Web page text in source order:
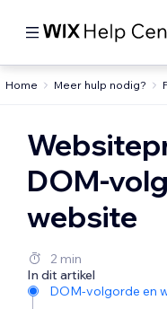
Home Meer hulp nodig?
DOM-
website
2 min
In dit artikel
DOM-volgorde en